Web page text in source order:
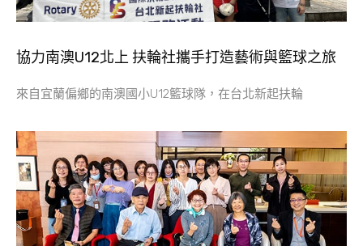
協力南澳U12北上 扶輪社攜手打造藝術與籃球之旅
來自宜蘭偏鄉的南澳國小U12籃球隊，在台北新起扶輪